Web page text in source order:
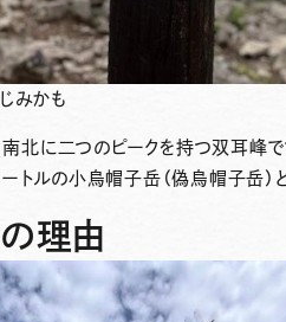
みかも
北に二つのピークを持つ双耳峰
トルの小烏帽子岳（偽烏帽子岳）
理由